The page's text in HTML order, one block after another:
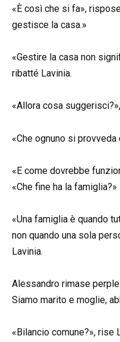
«È così che si fa»,
gestisce la casa.»
«Gestire la casa non
ribatté Lavinia.
«Allora cosa
«Che ognuno si
«E come dovrebbe
«Che fine ha la famiglia?»
«Una famiglia è quando
non quando una sola
Lavinia.
Alessandro rimase
Siamo marito e moglie,
«Bilancio comune?», rise